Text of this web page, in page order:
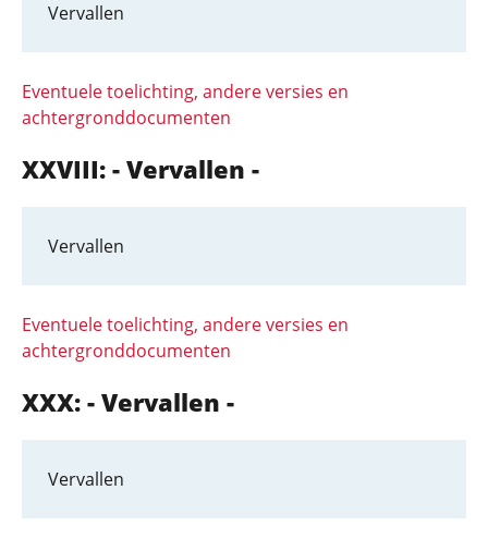
Vervallen
Eventuele toelichting, andere versies en
achtergronddocumenten
XXVIII: - Vervallen -
Vervallen
Eventuele toelichting, andere versies en
achtergronddocumenten
XXX: - Vervallen -
Vervallen